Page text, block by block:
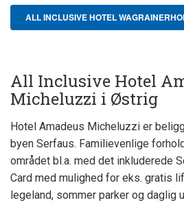
ALL INCLUSIVE HOTEL
All Inclusive Hotel
Micheluzzi i Østrig
Hotel Amadeus Micheluzzi er
byen Serfaus. Familievenlige
området bl.a. med det inkluderede
Card med mulighed for eks. gratis
legeland, sommer parker og daglig